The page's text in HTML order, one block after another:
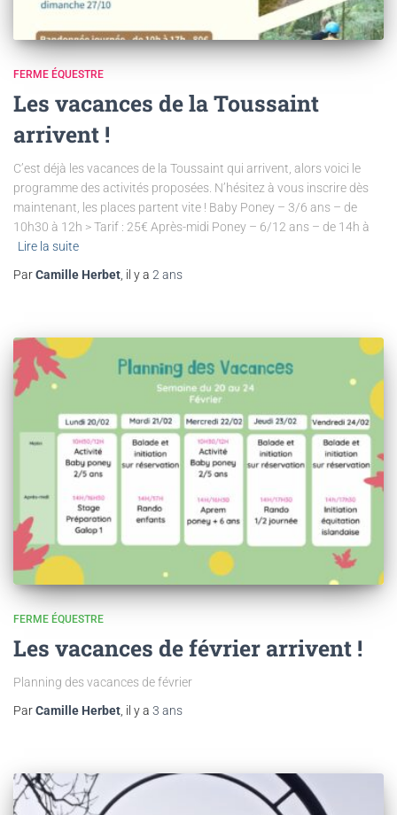
FERME ÉQUESTRE
Les vacances de la Toussaint
arrivent !
C’est déjà les vacances de la Toussaint qui arrivent, alors voici le
programme des activités proposées. N’hésitez à vous inscrire dès
maintenant, les places partent vite ! Baby Poney – 3/6 ans – de
10h30 à 12h > Tarif : 25€ Après-midi Poney – 6/12 ans – de 14h à
Lire la suite
ParCamille Herbet, il y a 2 ans
FERME ÉQUESTRE
Les vacances de février arrivent !
Planning des vacances de février
ParCamille Herbet , il y a 3 ans